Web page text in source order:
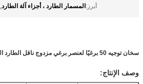
أبرز:المسمار الطارد ، أجزاء آلة الطارد,
سخان توجيه 50 برغيًا لعنصر برغي مزدوج ناقل الطارد البلاستيكي
وصف الإنتاج: